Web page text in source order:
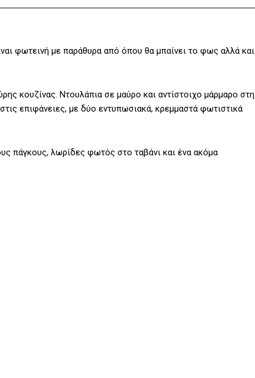
φωτεινή με παράθυρα από όπου θα μπαίνει το φως αλλά και
κουζίνας. Ντουλάπια σε μαύρο και αντίστοιχο μάρμαρο στη
επιφάνειες, με δύο εντυπωσιακά, κρεμμαστά φωτιστικά
πάγκους, λωρίδες φωτός στο ταβάνι και ένα ακόμα